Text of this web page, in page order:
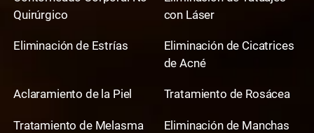
Quirúrgico
con Láser
Eliminación de Estrías
Eliminación de Cicatrices
de Acné
Aclaramiento de la Piel Tratamiento de Rosácea
Tratamiento de Melasma
Eliminación de Manchas